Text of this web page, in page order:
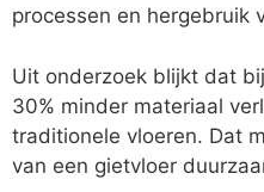
processen en hergebruik
Uit onderzoek blijkt dat
30% minder materiaal
traditionele vloeren. Dat
van een gietvloer